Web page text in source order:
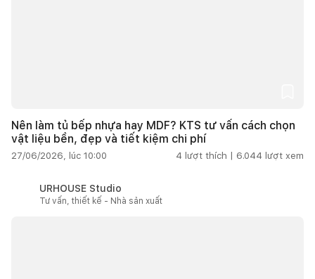
Nên làm tủ bếp nhựa hay MDF? KTS tư vấn cách chọn
vật liệu bền, đẹp và tiết kiệm chi phí
27/06/2026, lúc 10:00 4 lượt thích | 6.044 lượt xem
URHOUSE Studio
Tư vấn, thiết kế - Nhà sản xuất